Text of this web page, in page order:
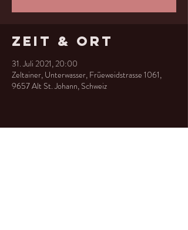
Zeit & Ort
31. Juli 2021, 20:00
Zeltainer, Unterwasser, Früeweidstrasse 1061,
9657 Alt St. Johann, Schweiz